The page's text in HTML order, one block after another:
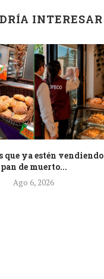
INTERESAR
que ya estén vendiendo
pan de muerto...
Ago 6, 2026